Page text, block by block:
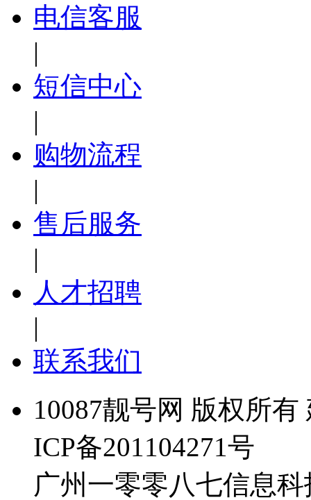
电信客服
|
短信中心
|
购物流程
|
售后服务
|
人才招聘
|
联系我们
10087靓号网 版权所
ICP备201104271号
广州一零零八七信息